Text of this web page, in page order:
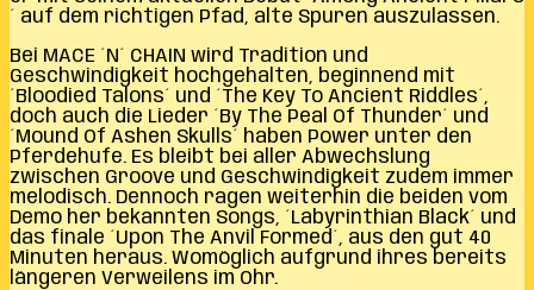
´ auf dem richtigen Pfad, alte Spuren auszulassen.
Bei MACE ´N´ CHAIN wird Tradition und
Geschwindigkeit hochgehalten, beginnend mit
´Bloodied Talons´ und ´The Key To Ancient Riddles´,
doch auch die Lieder ´By The Peal Of Thunder´ und
´Mound Of Ashen Skulls´ haben Power unter den
Pferdehufe. Es bleibt bei aller Abwechslung
zwischen Groove und Geschwindigkeit zudem immer
melodisch. Dennoch ragen weiterhin die beiden vom
Demo her bekannten Songs, ´Labyrinthian Black´ und
das finale ´Upon The Anvil Formed´, aus den gut 40
Minuten heraus. Womöglich aufgrund ihres bereits
längeren Verweilens im Ohr.